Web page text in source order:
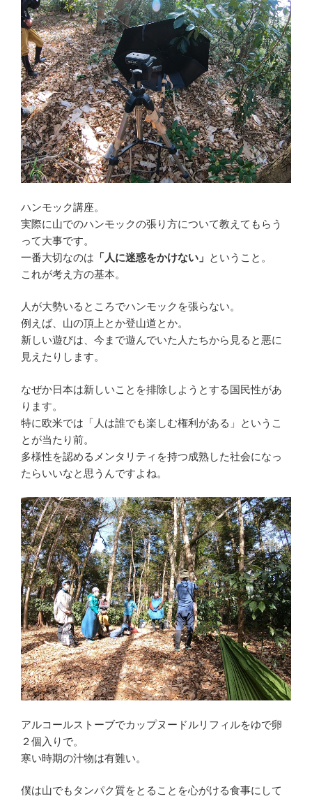
ハンモック講座。
実際に山でのハンモックの張り方について教えてもらう
って大事です。
一番大切なのは 「人に迷惑をかけない」 ということ。
これが考え方の基本。
人が大勢いるところでハンモックを張らない。
例えば、山の頂上とか登山道とか。
新しい遊びは、今まで遊んでいた人たちから見ると悪に
見えたりします。
なぜか日本は新しいことを排除しようとする国民性があ
ります。
特に欧米では「人は誰でも楽しむ権利がある」というこ
とが当たり前。
多様性を認めるメンタリティを持つ成熟した社会になっ
たらいいなと思うんですよね。
アルコールストーブでカップヌードルリフィルをゆで卵
２個入りで。
寒い時期の汁物は有難い。
僕は山でもタンパク質をとることを心がける食事にして